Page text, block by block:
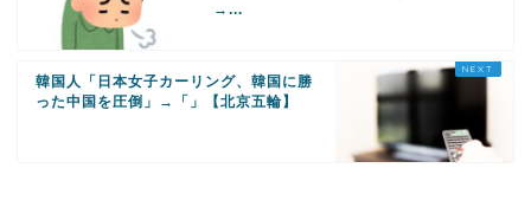
→...
韓国人「日本女子カーリング、韓国に勝
った中国を圧倒」→「」【北京五輪】